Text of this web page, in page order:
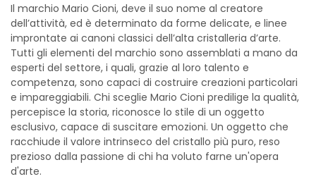
Il marchio Mario Cioni, deve il suo nome al creatore
dell’attività, ed è determinato da forme delicate, e linee
improntate ai canoni classici dell’alta cristalleria d’arte.
Tutti gli elementi del marchio sono assemblati a mano da
esperti del settore, i quali, grazie al loro talento e
competenza, sono capaci di costruire creazioni particolari
e impareggiabili. Chi sceglie Mario Cioni predilige la qualità,
percepisce la storia, riconosce lo stile di un oggetto
esclusivo, capace di suscitare emozioni. Un oggetto che
racchiude il valore intrinseco del cristallo più puro, reso
prezioso dalla passione di chi ha voluto farne un'opera
d'arte.